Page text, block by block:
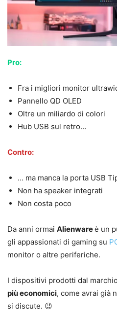
Pro:
Fra i migliori monitor
Pannello QD OLED
Oltre un miliardo di colori
Hub USB sul retro…
Contro:
… ma manca la porta USB
Non ha speaker integrati
Non costa poco
Da anni ormai Alienwareè un
gli appassionati di gaming su
monitor o altre periferiche.
I dispositivi prodotti dal
più economici, come avrai già
si discute. 😉